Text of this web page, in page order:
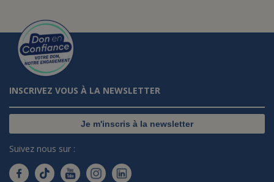
INSCRIVEZ VOUS À LA NEWSLETTER
Je m'inscris à la newsletter
Suivez nous sur :